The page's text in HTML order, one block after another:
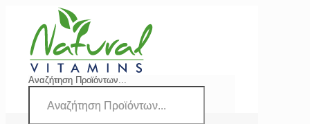
Αναζήτηση Προϊόντων...